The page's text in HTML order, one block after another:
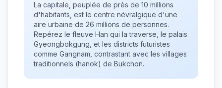
La capitale, peuplée de près de 10 millions
d'habitants, est le centre névralgique d'une
aire urbaine de 26 millions de personnes.
Repérez le fleuve Han qui la traverse, le palais
Gyeongbokgung, et les districts futuristes
comme Gangnam, contrastant avec les villages
traditionnels (hanok) de Bukchon.